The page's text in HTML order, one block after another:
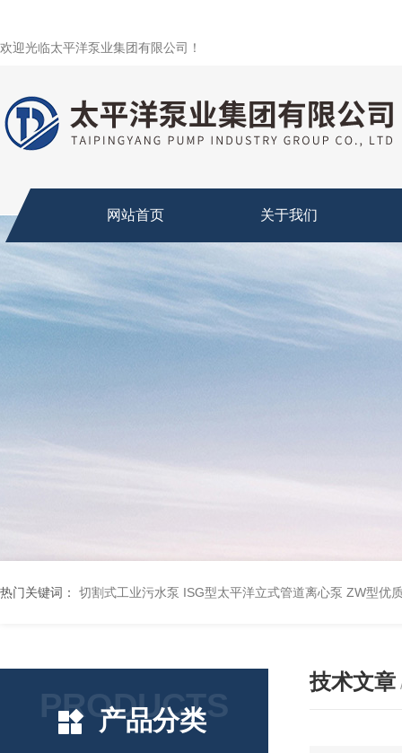
欢迎光临太平洋泵业集团有限公司！
网站首页 关于我们
热门关键词： 切割式工业污水泵 ISG型太平洋立式管道离心泵 ZW型优
PRODUCTS
产品分类
技术文章